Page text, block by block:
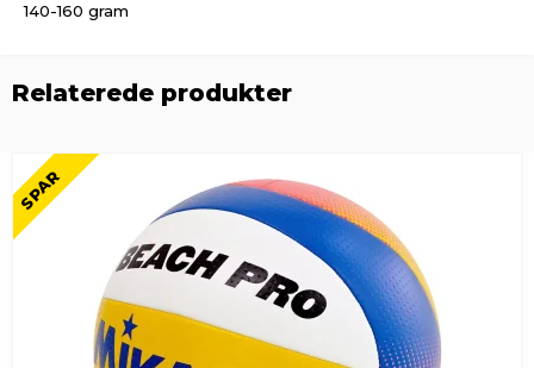
140-160 gram
Relaterede produkter
SPAR